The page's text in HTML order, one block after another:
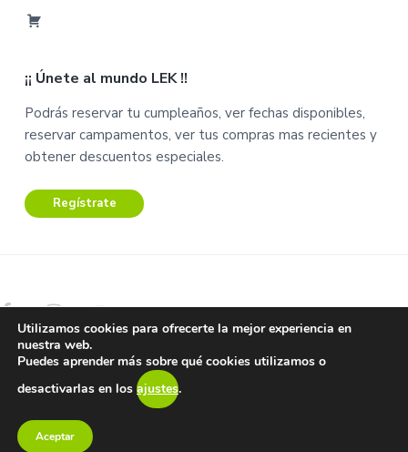
e
n
r
i
t
o
¡¡ Únete al mundo LEK !!
Podrás reservar tu cumpleaños, ver fechas disponibles,
reservar campamentos, ver tus compras mas recientes y
obtener descuentos especiales.
Regístrate
Copyright © 2026 Lek Centro de Ocio.
Aviso Legal – Términos y condiciones –
Return to top
Utilizamos cookies para ofrecerte la mejor experiencia en
nuestra web.
Puedes aprender más sobre qué cookies utilizamos o
desactivarlas en los ajustes.
Aceptar